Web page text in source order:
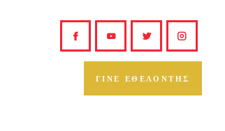
ΓΙΝΕ ΕΘΕΛΟΝΤΗΣ